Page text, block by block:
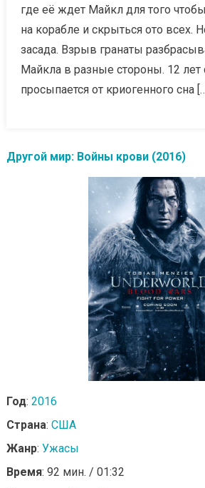
где её ждет Майкл для того
на корабле и скрыться ото всех.
засада. Взрыв гранаты
Майкла в разные стороны. 12 лет
просыпается от криогенного сна
Другой мир: Войны крови (2016)
Год: 2016
Страна: США
Жанр: Ужасы
Время: 92 мин. / 01:32